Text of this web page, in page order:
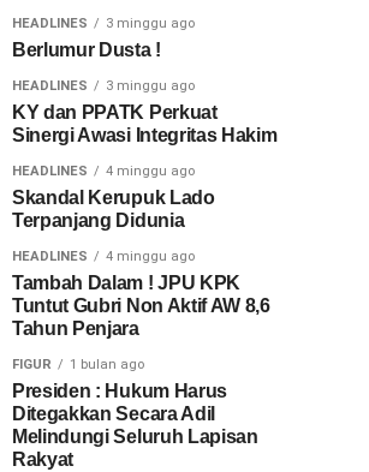
HEADLINES 3 minggu ago
Berlumur Dusta !
HEADLINES 3 minggu ago
KY dan PPATK Perkuat
Sinergi Awasi Integritas Hakim
HEADLINES 4 minggu ago
Skandal Kerupuk Lado
Terpanjang Didunia
HEADLINES 4 minggu ago
Tambah Dalam ! JPU KPK
Tuntut Gubri Non Aktif AW 8,6
Tahun Penjara
FIGUR 1 bulan ago
Presiden : Hukum Harus
Ditegakkan Secara Adil
Melindungi Seluruh Lapisan
Rakyat